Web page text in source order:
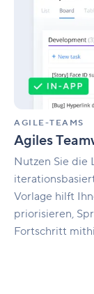
AGILE-TEAMS
Agiles
Nutzen Sie die
Vorlage hilft
priorisieren,
Fortschritt